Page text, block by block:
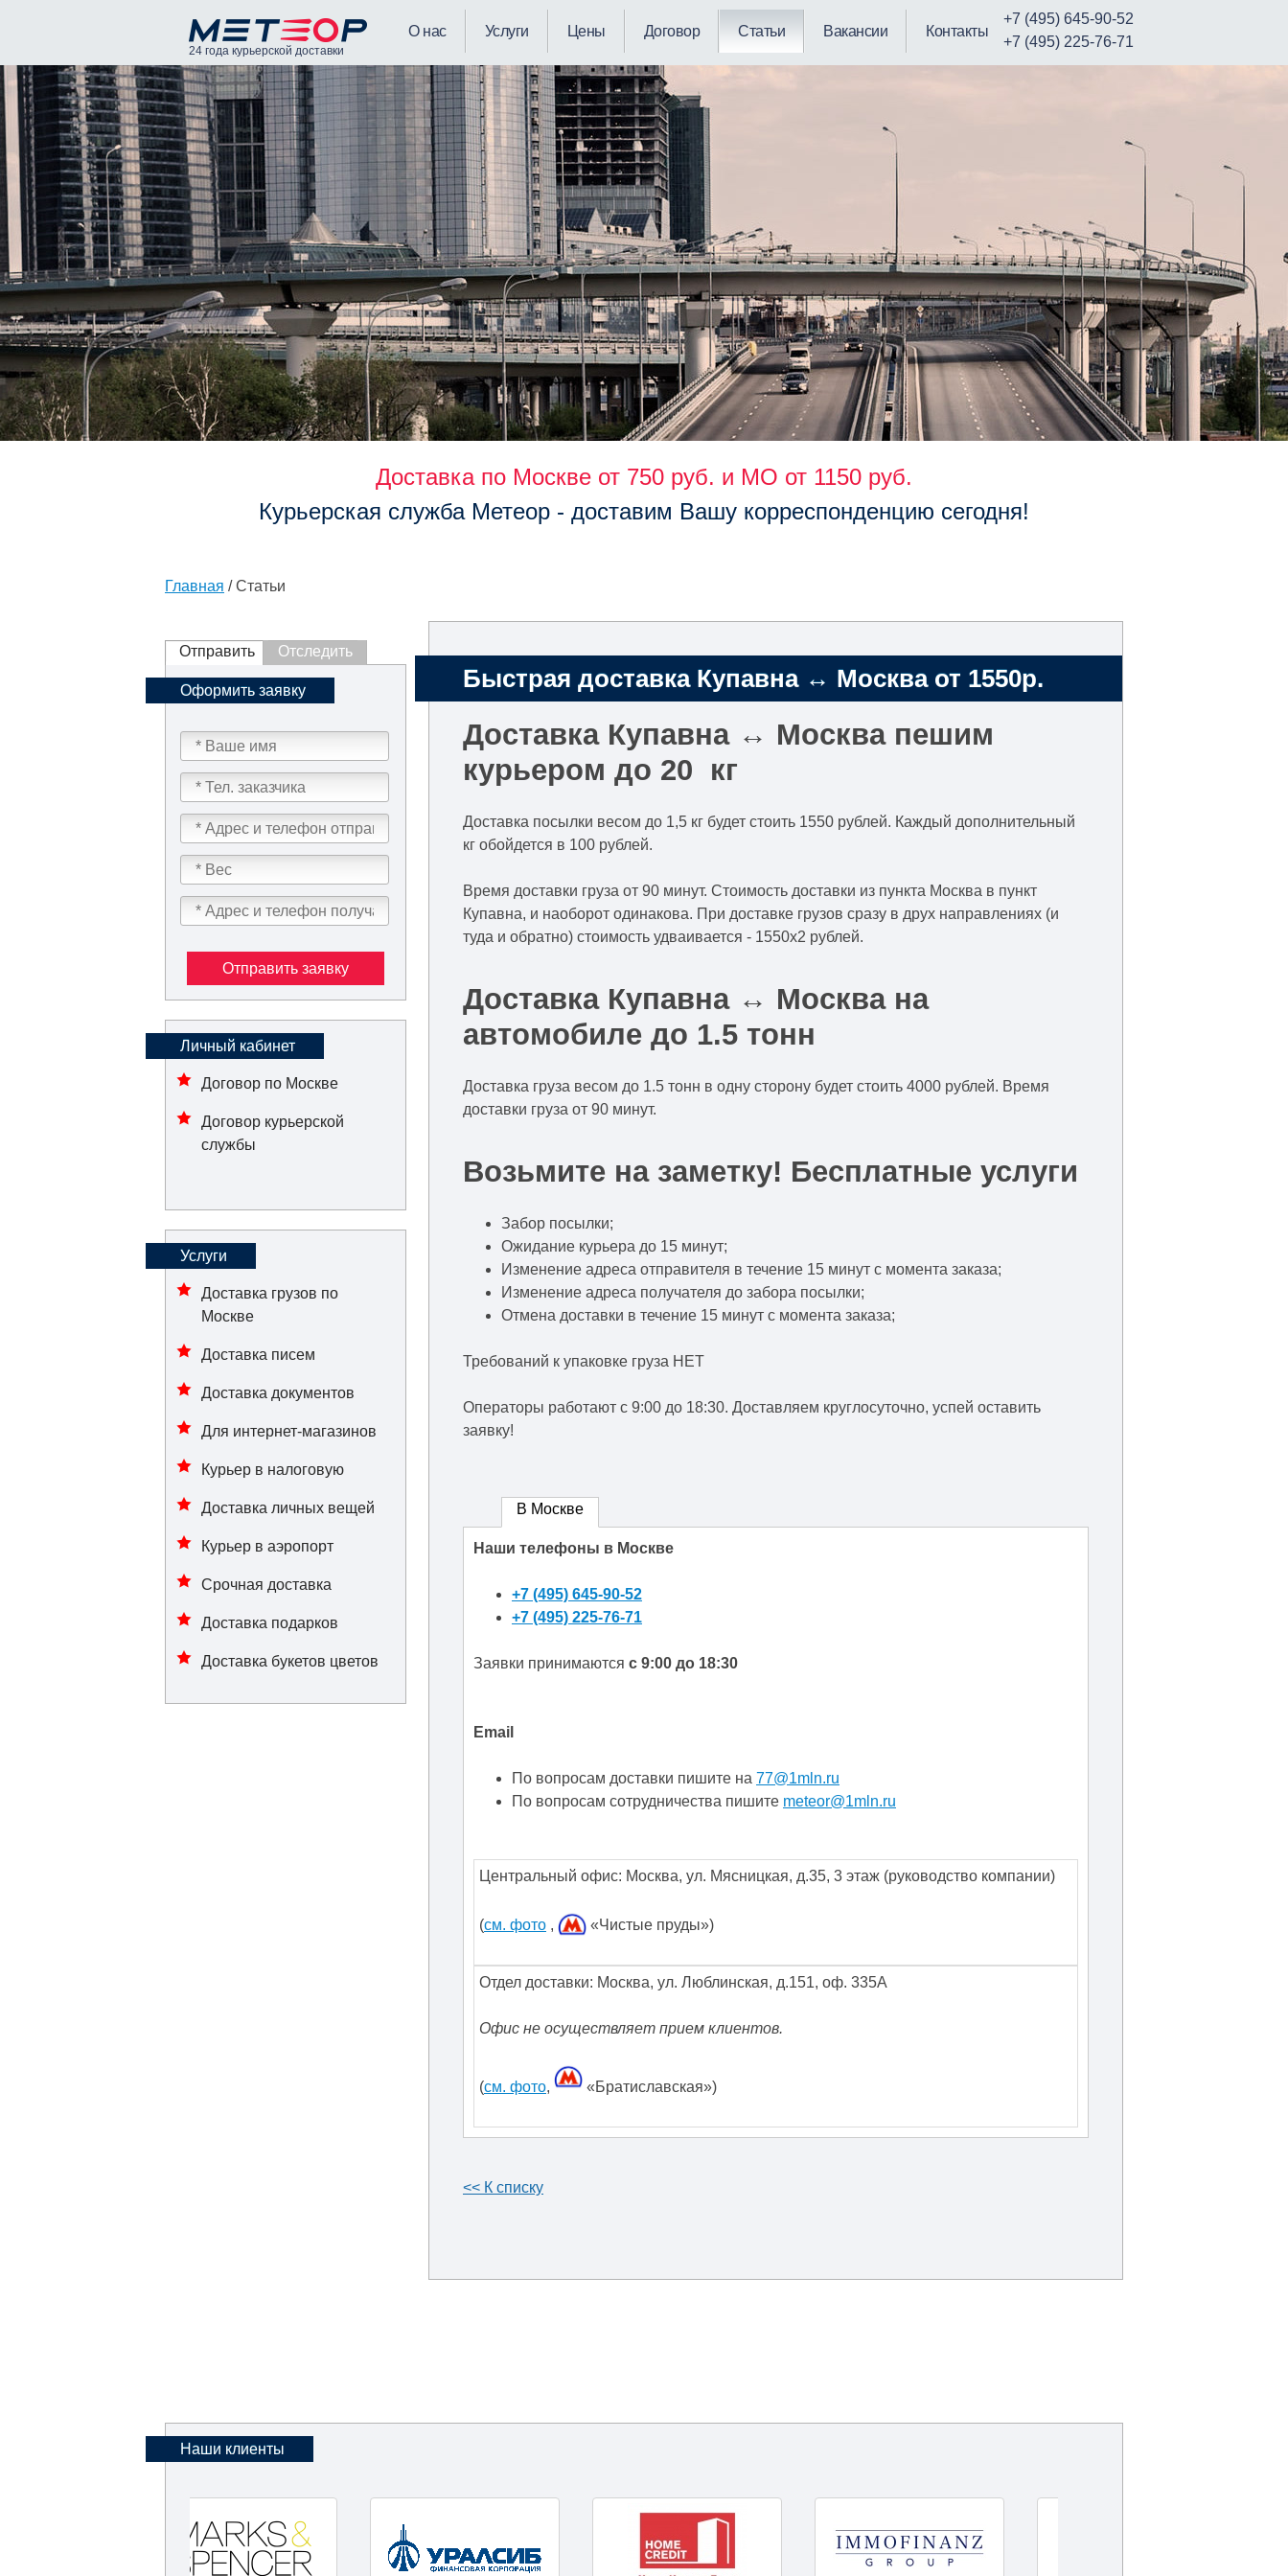
24 года курьерской доставки
О нас Услуги Цены Договор Статьи Вакансии Контакты
+7 (495) 645-90-52
+7 (495) 225-76-71
Доставка по Москве от 750 руб. и МО от 1150 руб.
Курьерская служба Метеор - доставим Вашу корреспонденцию сегодня!
Главная / Статьи
Быстрая доставка Купавна ↔ Москва от 1550р.
Доставка Купавна ↔ Москва пешим
курьером до 20 кг
Доставка посылки весом до 1,5 кг будет стоить 1550 рублей. Каждый дополнительный
кг обойдется в 100 рублей.
Время доставки груза от 90 минут. Стоимость доставки из пункта Москва в пункт
Купавна, и наоборот одинакова. При доставке грузов сразу в друх направлениях (и
туда и обратно) стоимость удваивается - 1550x2 рублей.
Доставка Купавна ↔ Москва на
автомобиле до 1.5 тонн
Доставка груза весом до 1.5 тонн в одну сторону будет стоить 4000 рублей. Время
доставки груза от 90 минут.
Возьмите на заметку! Бесплатные услуги
Забор посылки;
Ожидание курьера до 15 минут;
Изменение адреса отправителя в течение 15 минут с момента заказа;
Изменение адреса получателя до забора посылки;
Отмена доставки в течение 15 минут с момента заказа;
Требований к упаковке груза НЕТ
Операторы работают c 9:00 до 18:30. Доставляем круглосуточно, успей оставить
заявку!
В Москве
Наши телефоны в Москве
+7 (495) 645-90-52
+7 (495) 225-76-71
Заявки принимаются с 9:00 до 18:30
Email
По вопросам доставки пишите на 77@1mln.ru
По вопросам сотрудничества пишите meteor@1mln.ru
Центральный офис: Москва, ул. Мясницкая, д.35, 3 этаж (руководство компании)
(см. фото , «Чистые пруды»)
Отдел доставки: Москва, ул. Люблинская, д.151, оф. 335А
Офис не осуществляет прием клиентов.
(см. фото, «Братиславская»)
<< К списку
Отправить Отследить
Оформить заявку
Отправить заявку
Личный кабинет
Договор по Москве
Договор курьерской
службы
Услуги
Доставка грузов по
Москве
Доставка писем
Доставка документов
Для интернет-магазинов
Курьер в налоговую
Доставка личных вещей
Курьер в аэропорт
Срочная доставка
Доставка подарков
Доставка букетов цветов
Наши клиенты